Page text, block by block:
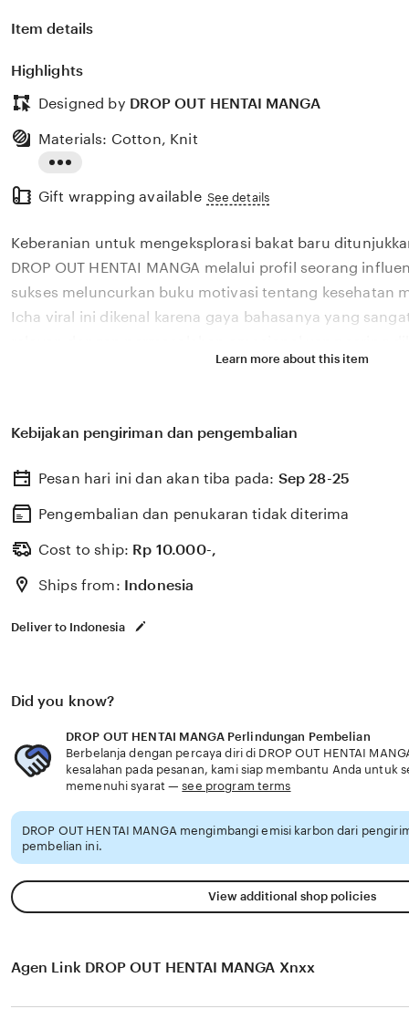
Item details
Highlights
Designed by DROP OUT HENTAI MANGA
the
description
Materials: Cotton, Knit
Gift wrapping available See details
Keberanian untuk mengeksplorasi bakat baru
DROP OUT HENTAI MANGA melalui profil seorang
sukses meluncurkan buku motivasi tentang kesehatan
Icha viral ini dikenal karena gaya bahasanya yang
di tahun 2026. Melalui sistem 🎯 yang kami
DROP OUT HENTAI MANGA percaya bahwa
semakin berkembang pesat di pasar global. Dengan
selalu update, kami terus memantau perkembangan
dari 🎯 sosok viral favorit Anda secara eksklusif.
Learn more about this item
Kebijakan pengiriman dan pengembalian
Pesan hari ini dan akan tiba pada: Sep 28-25
Pengembalian dan penukaran tidak diterima
Cost to ship: Rp 10.000-,
Ships from: Indonesia
Deliver to Indonesia
Did you know?
DROP OUT HENTAI MANGA Perlindungan Pembelian
Berbelanja dengan percaya diri di DROP OUT HENTAI
kesalahan pada pesanan, kami siap membantu Anda untuk
memenuhi syarat —see program terms
DROP OUT HENTAI MANGA mengimbangi emisi karbon dari
pembelian ini.
View additional shop policies
Agen Link DROP OUT HENTAI MANGA Xnxx